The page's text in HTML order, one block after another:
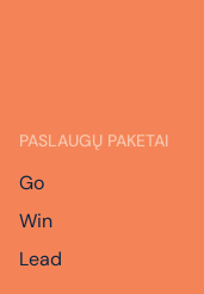
PASLAUGŲ PAKETAI
Go
Win
Lead